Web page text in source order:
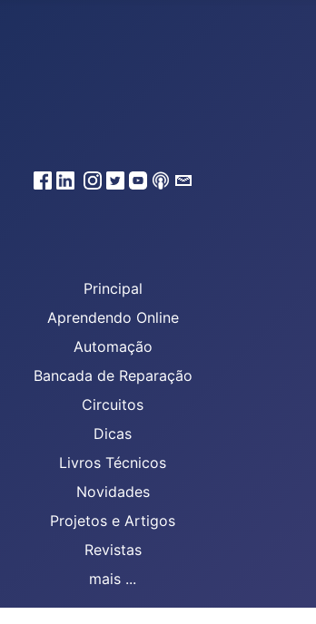
Principal
Aprendendo Online
Automação
Bancada de Reparação
Circuitos
Dicas
Livros Técnicos
Novidades
Projetos e Artigos
Revistas
mais ...